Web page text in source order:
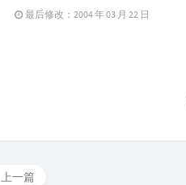
最后修改：2004 年 03 月 22 日
上一篇